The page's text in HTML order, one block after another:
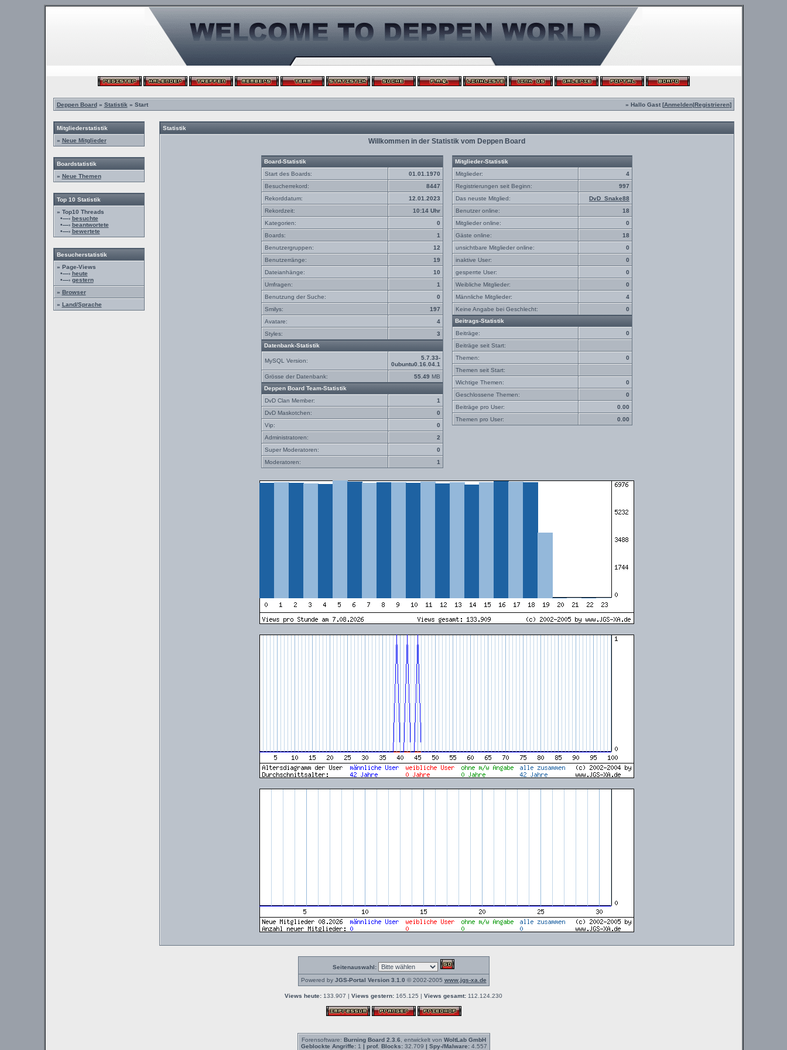
Deppen Board» Statistik » Start » Hallo Gast [Anmelden|Registrieren]
Mitgliederstatistik
» Neue Mitglieder
Boardstatistik
» Neue Themen
Top 10 Statistik
» Top10 Threads
•—› besuchte
•—› beantwortete
•—› bewertete
Besucherstatistik
» Page-Views
•—› heute
•—› gestern
» Browser
» Land/Sprache
Statistik
Willkommen in der Statistik vom Deppen Board
Board-Statistik
Start des Boards:
01.01.1970
Besucherrekord:
8447
Rekorddatum:
12.01.2023
Rekordzeit:
10:14 Uhr
Kategorien:
0
Boards:
1
Benutzergruppen:
12
Benutzerränge:
19
Dateianhänge:
10
Umfragen:
1
Benutzung der Suche:
0
Smilys:
197
Avatare:
4
Styles:
3
Datenbank-Statistik
MySQL Version:
5.7.33-
0ubuntu0.16.04.1
Grösse der Datenbank:
55.49 MB
Deppen Board Team-Statistik
DvD Clan Member:
1
DvD Maskotchen:
0
Vip:
0
Administratoren:
2
Super Moderatoren:
0
Moderatoren:
1
Mitglieder-Statistik
Mitglieder:
4
Registrierungen seit Beginn:
997
Das neuste Mitglied:
DvD_Snake88
Benutzer online:
18
Mitglieder online:
0
Gäste online:
18
unsichtbare Mitglieder online:
0
inaktive User:
0
gesperrte User:
0
Weibliche Mitglieder:
0
Männliche Mitglieder:
4
Keine Angabe bei Geschlecht:
0
Beitrags-Statistik
Beiträge:
0
Beiträge seit Start:
Themen:
0
Themen seit Start:
Wichtige Themen:
0
Geschlossene Themen:
0
Beiträge pro User:
0.00
Themen pro User:
0.00
Seitenauswahl:
Powered by JGS-Portal Version 3.1.0 © 2002-2005 www.jgs-xa.de
Views heute: 133.907 | Views gestern: 165.125 | Views gesamt: 112.124.230
Forensoftware: Burning Board 2.3.6 , entwickelt von WoltLab GmbH
Geblockte Angriffe:1 | prof. Blocks:32.709 | Spy-/Malware:4.557